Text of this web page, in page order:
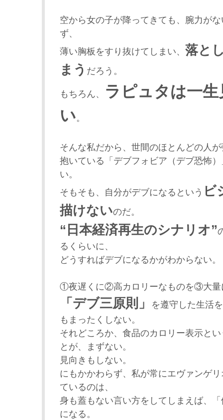
空から女の子が降ってきても、腕力が
ず、
薄い胸板をすり抜けてしまい、 落と
まう だろう。
もちろん、
ラピュタは一
い。
そんな私だから、世間のほとんどの人
抱いている「デブフォビア（デブ恐怖
い。
そもそも、自分がデブになるという ビ
描けないのだ。
“日本経済再生のシナリオ”
るくらいに、
どうすればデブになるかがわからない。
①夜遅くに②高カロリーなものを③大量
「デブ三原則」
を遵守した生活
もまったくしない。
それどころか、食品のカロリー表示と
とが、まずない。
見向きもしない。
にもかかわらず、私が常にエヴァンゲ
ているのは、
身も蓋もない言い方をしてしまえば、
になる。